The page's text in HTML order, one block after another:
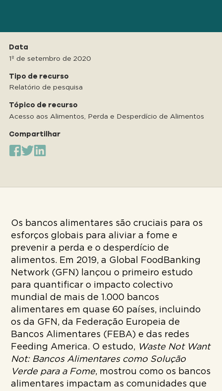
NOSSA MISSÃO
Data
1º de setembro de 2020
Tipo de recurso
Relatório de pesquisa
Tópico de recurso
Acesso aos Alimentos, Perda e Desperdício de Alimentos
Compartilhar
Os bancos alimentares são cruciais para os
esforços globais para aliviar a fome e
prevenir a perda e o desperdício de
alimentos. Em 2019, a Global FoodBanking
Network (GFN) lançou o primeiro estudo
para quantificar o impacto colectivo
mundial de mais de 1.000 bancos
alimentares em quase 60 países, incluindo
os da GFN, da Federação Europeia de
Bancos Alimentares (FEBA) e das redes
Feeding America. O estudo, Waste Not Want
Not: Bancos Alimentares como Solução
Verde para a Fome, mostrou como os bancos
alimentares impactam as comunidades que